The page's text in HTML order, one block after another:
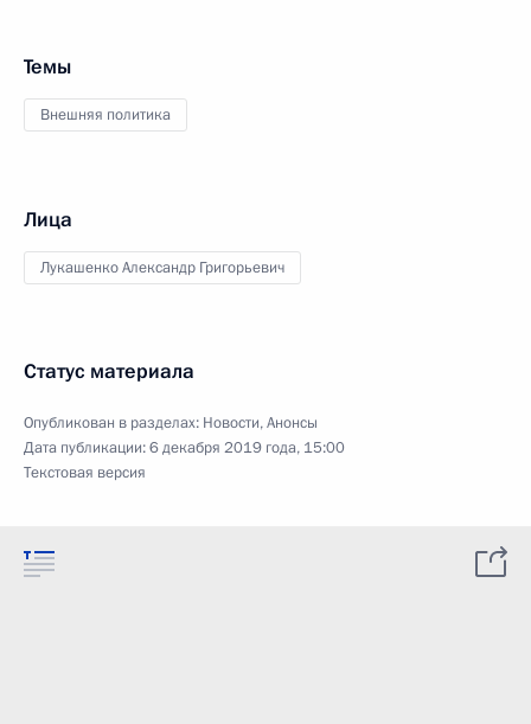
Темы
Внешняя политика
Лица
Лукашенко Александр Григорьевич
Статус материала
Опубликован в разделах: Новости,Анонсы
Дата публикации:6 декабря 2019 года, 15:00
Текстовая версия